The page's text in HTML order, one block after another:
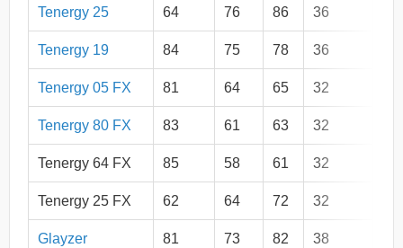
Tenergy 25 64 76 86 36
Tenergy 19 84 75 78 36
Tenergy 05 FX 81 64 65 32
Tenergy 80 FX 83 61 63 32
Tenergy 64 FX 85 58 61 32
Tenergy 25 FX 62 64 72 32
Glayzer 81 73 82 38